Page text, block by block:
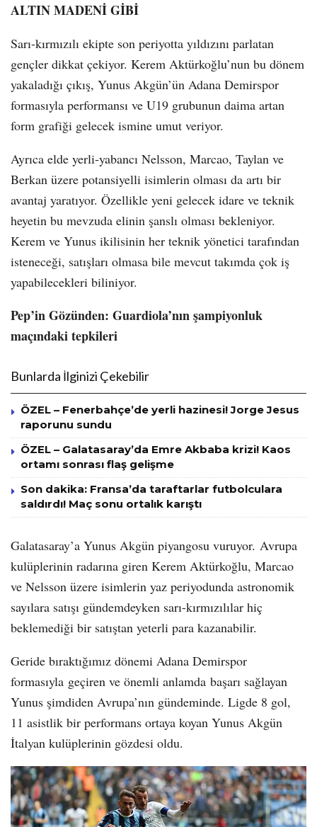
ALTIN MADENİ GİBİ
Sarı-kırmızılı ekipte son periyotta yıldızını parlatan
gençler dikkat çekiyor. Kerem Aktürkoğlu’nun bu dönem
yakaladığı çıkış, Yunus Akgün’ün Adana Demirspor
formasıyla performansı ve U19 grubunun daima artan
form grafiği gelecek ismine umut veriyor.
Ayrıca elde yerli-yabancı Nelsson, Marcao, Taylan ve
Berkan üzere potansiyelli isimlerin olması da artı bir
avantaj yaratıyor. Özellikle yeni gelecek idare ve teknik
heyetin bu mevzuda elinin şanslı olması bekleniyor.
Kerem ve Yunus ikilisinin her teknik yönetici tarafından
isteneceği, satışları olmasa bile mevcut takımda çok iş
yapabilecekleri biliniyor.
Pep’in Gözünden: Guardiola’nın şampiyonluk
maçındaki tepkileri
Bunlarda İlginizi Çekebilir
ÖZEL – Fenerbahçe’de yerli hazinesi! Jorge Jesus
raporunu sundu
ÖZEL – Galatasaray’da Emre Akbaba krizi! Kaos
ortamı sonrası flaş gelişme
Son dakika: Fransa’da taraftarlar futbolculara
saldırdı! Maç sonu ortalık karıştı
Galatasaray’a Yunus Akgün piyangosu vuruyor. Avrupa
kulüplerinin radarına giren Kerem Aktürkoğlu, Marcao
ve Nelsson üzere isimlerin yaz periyodunda astronomik
sayılara satışı gündemdeyken sarı-kırmızılılar hiç
beklemediği bir satıştan yeterli para kazanabilir.
Geride bıraktığımız dönemi Adana Demirspor
formasıyla geçiren ve önemli anlamda başarı sağlayan
Yunus şimdiden Avrupa’nın gündeminde. Ligde 8 gol,
11 asistlik bir performans ortaya koyan Yunus Akgün
İtalyan kulüplerinin gözdesi oldu.